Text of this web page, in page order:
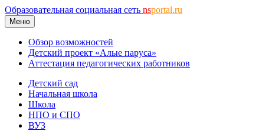
Образовательная социальная сеть nsportal.ru
Меню
Обзор возможностей
Детский проект «Алые паруса»
Аттестация педагогических работников
Детский сад
Начальная школа
Школа
НПО и СПО
ВУЗ